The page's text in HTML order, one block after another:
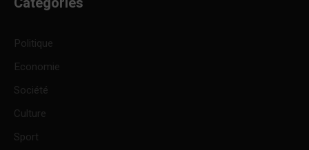
Politique
Economie
Société
Culture
Sport